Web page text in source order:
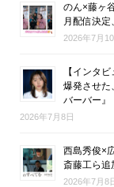
のん×藤ヶ
月配信決
2026年7月
【インタ
爆発させた
バーバー』
2026年7月8日
西島秀俊×
斎藤工ら追
2026年7月8